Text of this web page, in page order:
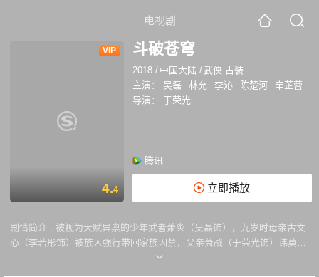
电视剧
VIP
4.4
斗破苍穹
2018 / 中国大陆 / 武侠 古装
主演：
吴磊 林允 李沁 陈楚河 辛芷蕾
导演：
于荣光
腾讯
立即播放
剧情简介 : 被视为天赋异禀的少年武者萧炎（吴磊饰），九岁时母亲古文
心（李若彤饰）被族人强行带回家族囚禁，父亲萧战（于荣光饰）讳莫如
深。萧炎在练功时捡到一枚戒指，但是却令萧炎的功力减弱无法修炼，早